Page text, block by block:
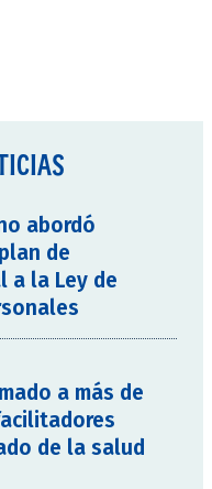
abordó
de
a la Ley de
a más de
de la salud